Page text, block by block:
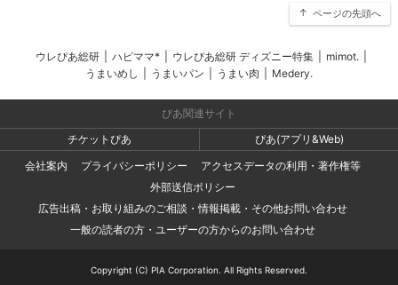
ページの先頭へ
ウレぴあ総研 ハピママ* ウレぴあ総研 ディズニー特集 mimot.
うまいめし
うまいパン うまい肉 Medery.
ぴあ関連サイト
チケットぴあ
ぴあ(アプリ&Web)
会社案内
プライバシーポリシー
アクセスデータの利用・著作権等
外部送信ポリシー
広告出稿・お取り組みのご相談・情報掲載・その他お問い合わせ
一般の読者の方・ユーザーの方からのお問い合わせ
Copyright (C) PIA Corporation. All Rights Reserved.